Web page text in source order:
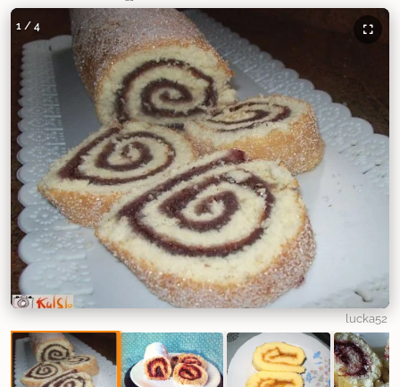
1 / 4
lucka52